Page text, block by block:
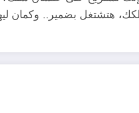
هتشتغل بضمير.. وكمان